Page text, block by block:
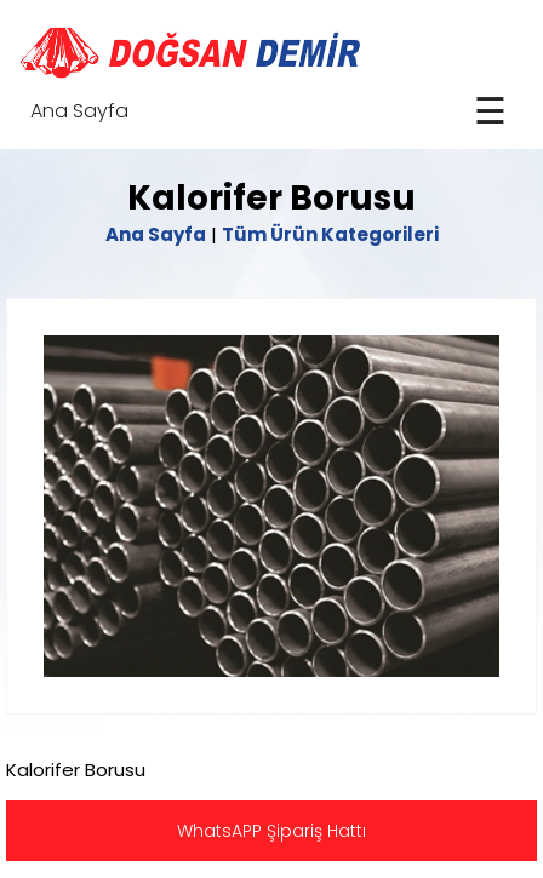
Ana Sayfa ☰
Kalorifer Borusu
Ana Sayfa | Tüm Ürün Kategorileri
Kalorifer Borusu
WhatsAPP Şipariş Hattı